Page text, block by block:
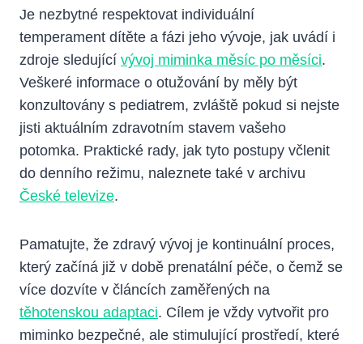
Je nezbytné respektovat individuální
temperament dítěte a fázi jeho vývoje, jak uvádí i
zdroje sledující vývoj miminka měsíc po měsíci.
Veškeré informace o otužování by měly být
konzultovány s pediatrem, zvláště pokud si nejste
jisti aktuálním zdravotním stavem vašeho
potomka. Praktické rady, jak tyto postupy včlenit
do denního režimu, naleznete také v archivu
České televize.
Pamatujte, že zdravý vývoj je kontinuální proces,
který začíná již v době prenatální péče, o čemž se
více dozvíte v článcích zaměřených na
těhotenskou adaptaci. Cílem je vždy vytvořit pro
miminko bezpečné, ale stimulující prostředí, které